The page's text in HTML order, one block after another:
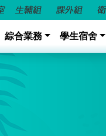
綜合業務 學生宿舍